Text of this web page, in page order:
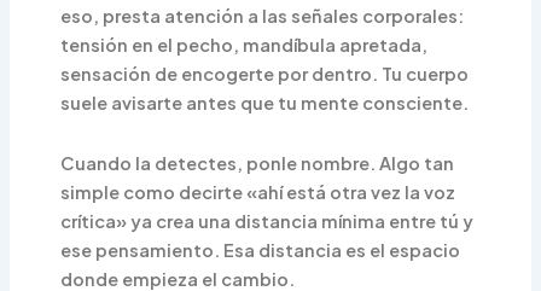
eso, presta atención a las señales corporales:
tensión en el pecho, mandíbula apretada,
sensación de encogerte por dentro. Tu cuerpo
suele avisarte antes que tu mente consciente.
Cuando la detectes, ponle nombre. Algo tan
simple como decirte «ahí está otra vez la voz
crítica» ya crea una distancia mínima entre tú y
ese pensamiento. Esa distancia es el espacio
donde empieza el cambio.